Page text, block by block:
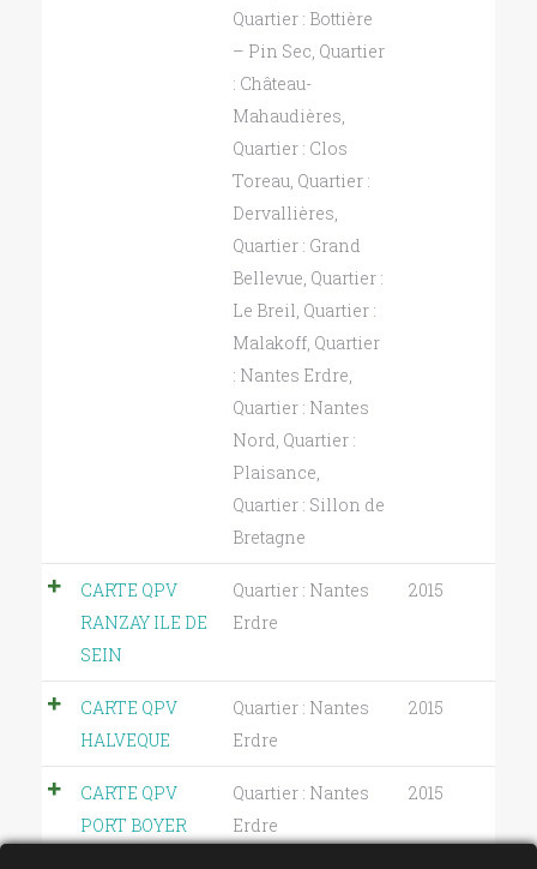
Quartier : Bottière
– Pin Sec, Quartier
: Château-
Mahaudières,
Quartier : Clos
Toreau, Quartier :
Dervallières,
Quartier : Grand
Bellevue, Quartier :
Le Breil, Quartier :
Malakoff, Quartier
: Nantes Erdre,
Quartier : Nantes
Nord, Quartier :
Plaisance,
Quartier : Sillon de
Bretagne
CARTE QPV
RANZAY ILE DE
SEIN
Quartier : Nantes
Erdre
2015
CARTE QPV
HALVEQUE
Quartier : Nantes
Erdre
2015
CARTE QPV
PORT BOYER
Quartier : Nantes
Erdre
2015